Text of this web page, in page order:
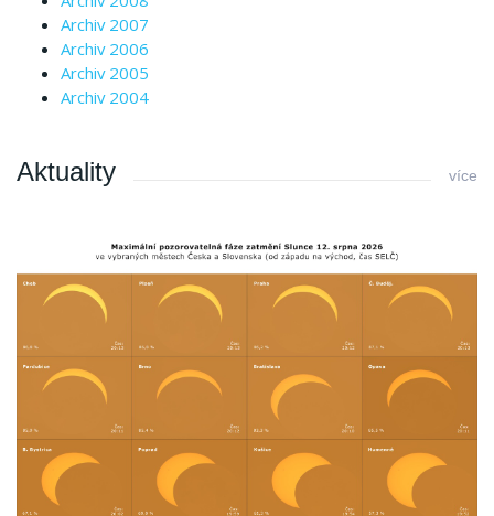
Archiv 2007
Archiv 2006
Archiv 2005
Archiv 2004
Aktuality více